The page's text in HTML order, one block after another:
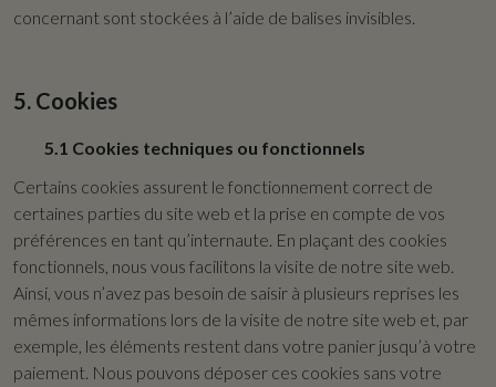
concernant sont stockées à l’aide de balises invisibles.
5. Cookies
5.1 Cookies techniques ou fonctionnels
Certains cookies assurent le fonctionnement correct de
certaines parties du site web et la prise en compte de vos
préférences en tant qu’internaute. En plaçant des cookies
fonctionnels, nous vous facilitons la visite de notre site web.
Ainsi, vous n’avez pas besoin de saisir à plusieurs reprises les
mêmes informations lors de la visite de notre site web et, par
exemple, les éléments restent dans votre panier jusqu’à votre
paiement. Nous pouvons déposer ces cookies sans votre